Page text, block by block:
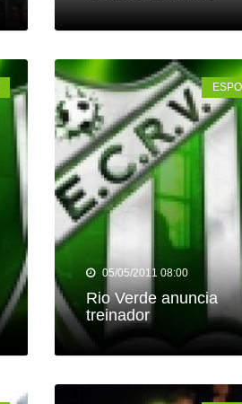
05/05/2011 08:00
Rio Verde anuncia
treinador